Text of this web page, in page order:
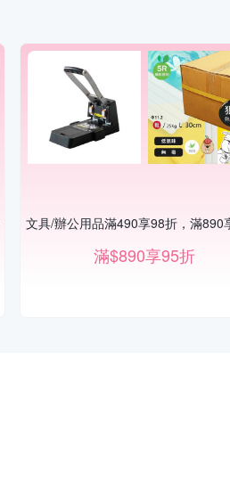
文具/辦公用品滿490享98折，滿890
滿$890享95折